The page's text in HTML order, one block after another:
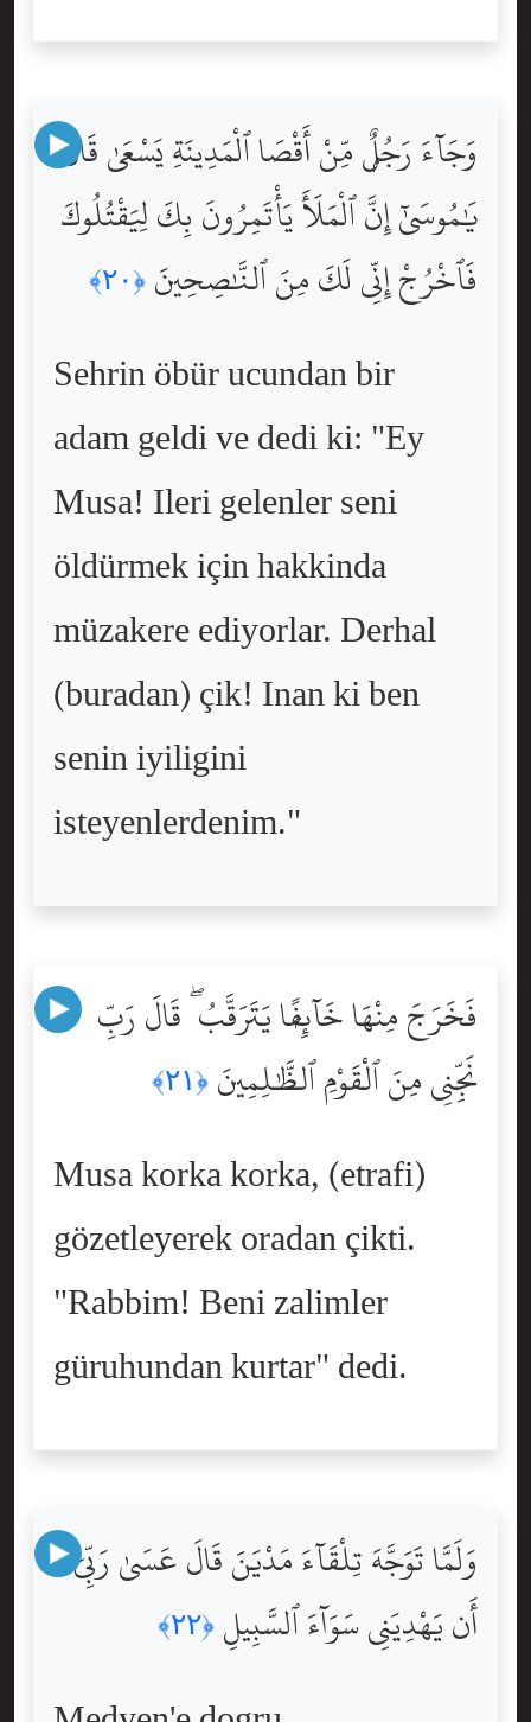
وَجَآءَ رَجُلٌۭ مِّنْ أَقْصَا ٱلْمَدِينَةِ يَسْعَىٰ قَالَ
يَٰمُوسَىٰٓ إِنَّ ٱلْمَلَأَ يَأْتَمِرُونَ بِكَ لِيَقْتُلُوكَ
فَٱخْرُجْ إِنِّى لَكَ مِنَ ٱلنَّٰصِحِينَ ﴿٢٠﴾
Sehrin öbür ucundan bir
adam geldi ve dedi ki: "Ey
Musa! Ileri gelenler seni
öldürmek için hakkinda
müzakere ediyorlar. Derhal
(buradan) çik! Inan ki ben
senin iyiligini
isteyenlerdenim."
فَخَرَجَ مِنْهَا خَآئِفًۭا يَتَرَقَّبُ ۖ قَالَ رَبِّ
نَجِّنِى مِنَ ٱلْقَوْمِ ٱلظَّٰلِمِينَ ﴿٢١﴾
Musa korka korka, (etrafi)
gözetleyerek oradan çikti.
"Rabbim! Beni zalimler
güruhundan kurtar" dedi.
وَلَمَّا تَوَجَّهَ تِلْقَآءَ مَدْيَنَ قَالَ عَسَىٰ رَبِّىٓ
أَن يَهْدِيَنِى سَوَآءَ ٱلسَّبِيلِ ﴿٢٢﴾